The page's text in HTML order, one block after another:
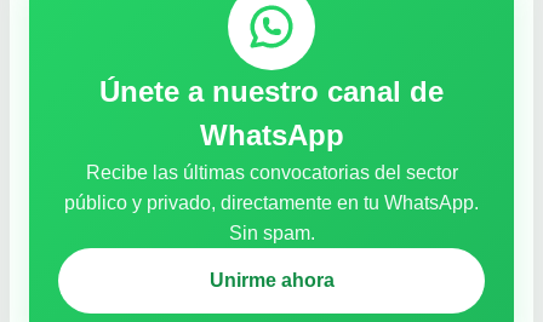
Únete a nuestro canal de
WhatsApp
Recibe las últimas convocatorias del sector
público y privado, directamente en tu WhatsApp.
Sin spam.
Unirme ahora